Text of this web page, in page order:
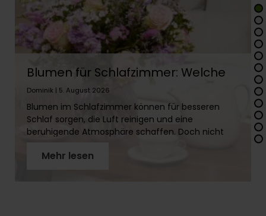
Blumen für Schlafzimmer: Welche
eignen sich & welche nicht?
Dominik | 5. August 2026
Blumen im Schlafzimmer können für besseren
Schlaf sorgen, die Luft reinigen und eine
beruhigende Atmosphäre schaffen. Doch nicht
Artikel erfährst Du, welche Pflanzen sich eignen,
Mehr lesen